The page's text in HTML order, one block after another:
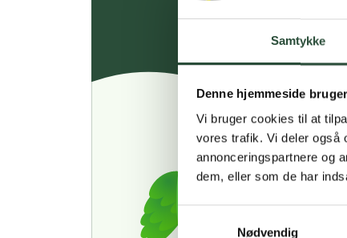
Samtykke
Denne hjemmeside
Vi bruger cookies til at
vores trafik. Vi deler også
annonceringspartnere og
dem, eller som de har
Nødvendig